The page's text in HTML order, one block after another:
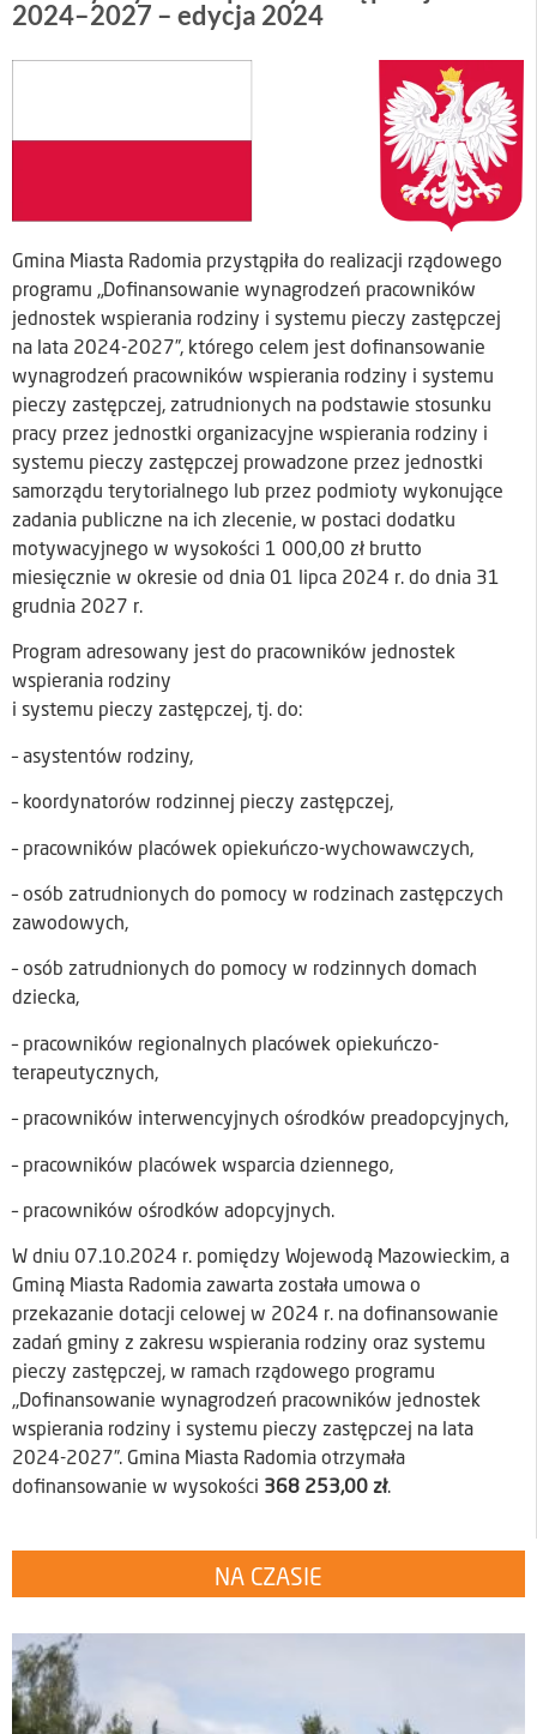
2024–2027 – edycja 2024
Gmina Miasta Radomia przystąpiła do realizacji rządowego
programu „Dofinansowanie wynagrodzeń pracowników
jednostek wspierania rodziny i systemu pieczy zastępczej
na lata 2024-2027”, którego celem jest dofinansowanie
wynagrodzeń pracowników wspierania rodziny i systemu
pieczy zastępczej, zatrudnionych na podstawie stosunku
pracy przez jednostki organizacyjne wspierania rodziny i
systemu pieczy zastępczej prowadzone przez jednostki
samorządu terytorialnego lub przez podmioty wykonujące
zadania publiczne na ich zlecenie, w postaci dodatku
motywacyjnego w wysokości 1 000,00 zł brutto
miesięcznie w okresie od dnia 01 lipca 2024 r. do dnia 31
grudnia 2027 r.
Program adresowany jest do pracowników jednostek
wspierania rodziny
i systemu pieczy zastępczej, tj. do:
– asystentów rodziny,
– koordynatorów rodzinnej pieczy zastępczej,
– pracowników placówek opiekuńczo-wychowawczych,
– osób zatrudnionych do pomocy w rodzinach zastępczych
zawodowych,
– osób zatrudnionych do pomocy w rodzinnych domach
dziecka,
– pracowników regionalnych placówek opiekuńczo-
terapeutycznych,
– pracowników interwencyjnych ośrodków preadopcyjnych,
– pracowników placówek wsparcia dziennego,
– pracowników ośrodków adopcyjnych.
W dniu 07.10.2024 r. pomiędzy Wojewodą Mazowieckim, a
Gminą Miasta Radomia zawarta została umowa o
przekazanie dotacji celowej w 2024 r. na dofinansowanie
zadań gminy z zakresu wspierania rodziny oraz systemu
pieczy zastępczej, w ramach rządowego programu
,,Dofinansowanie wynagrodzeń pracowników jednostek
wspierania rodziny i systemu pieczy zastępczej na lata
2024-2027”. Gmina Miasta Radomia otrzymała
dofinansowanie w wysokości 368 253,00 zł.
NA CZASIE